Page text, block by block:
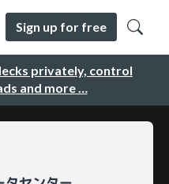
privately, control
and more …
Sign up for free